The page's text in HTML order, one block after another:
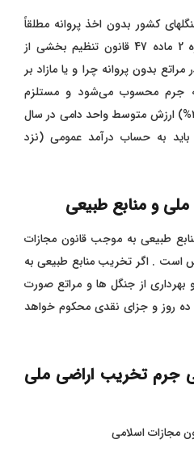
کشور بدون اخذ پروانه مطلقاً
قانون تنظیم بخشی از
بدون پروانه چرا و یا مازاد بر
جرم محسوب می‌شود و مستلزم
پرداخت معادل بیست درصد(۲۰%) ارزش متوسط واحد دامی در سال
به حساب درآمد عمومی (‌نزد
و منابع طبیعی
طبیعی به موجب قانون مجازات
. اگر تخریب منابع طبیعی به
از جنگل ها و مراتع صورت
روز و جزای نقدی محکوم خواهد
جرم تخریب اراضی ملی